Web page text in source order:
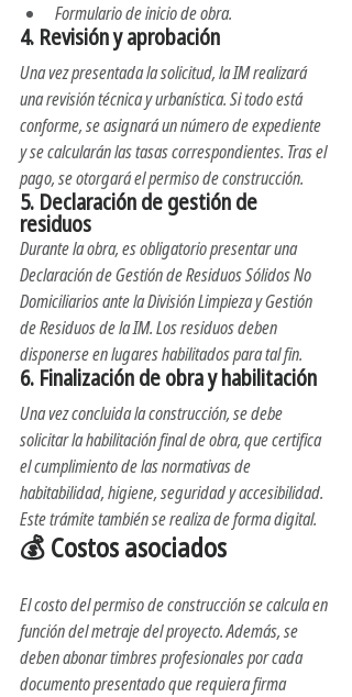
Formulario de inicio de obra.
4. Revisión y aprobación
Una vez presentada la solicitud, la IM realizará
una revisión técnica y urbanística. Si todo está
conforme, se asignará un número de expediente
y se calcularán las tasas correspondientes. Tras el
pago, se otorgará el permiso de construcción.
5. Declaración de gestión de
residuos
Durante la obra, es obligatorio presentar una
Declaración de Gestión de Residuos Sólidos No
Domiciliarios ante la División Limpieza y Gestión
de Residuos de la IM. Los residuos deben
disponerse en lugares habilitados para tal fin.
6. Finalización de obra y habilitación
Una vez concluida la construcción, se debe
solicitar la habilitación final de obra, que certifica
el cumplimiento de las normativas de
habitabilidad, higiene, seguridad y accesibilidad.
Este trámite también se realiza de forma digital.
💰 Costos asociados
El costo del permiso de construcción se calcula en
función del metraje del proyecto. Además, se
deben abonar timbres profesionales por cada
documento presentado que requiera firma